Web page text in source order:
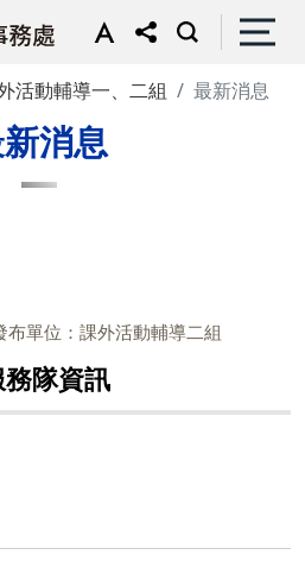
活動輔導一、二組 最新消息
消息
布單位：課外活動輔導二組
隊資訊